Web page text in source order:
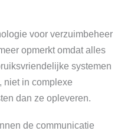
voor verzuimbeheer
opmerkt omdat alles
systemen
niet in complexe
dan ze opleveren.
de communicatie